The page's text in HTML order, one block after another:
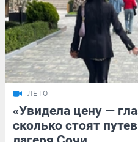
ЛЕТО
«Увидела цену —
сколько стоят